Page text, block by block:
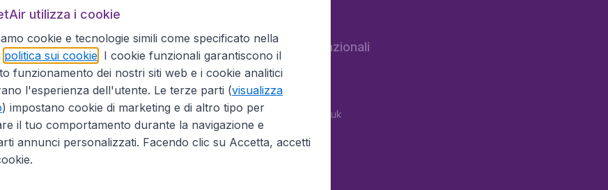
BudgetAir.it
Affiliazioni
Informazioni Legali
Opportunità professionali
Siti internazionali
BudgetAir.es
BudgetAir.fr
BudgetAir.co.uk
utilizza i cookie
cookie e tecnologie simili come specificato nella
politica sui cookie. I cookie funzionali garantiscono il
funzionamento dei nostri siti web e i cookie analitici
l'esperienza dell'utente. Le terze parti (visualizza
) impostano cookie di marketing e di altro tipo per
il tuo comportamento durante la navigazione e
annunci personalizzati. Facendo clic su Accetta, accetti